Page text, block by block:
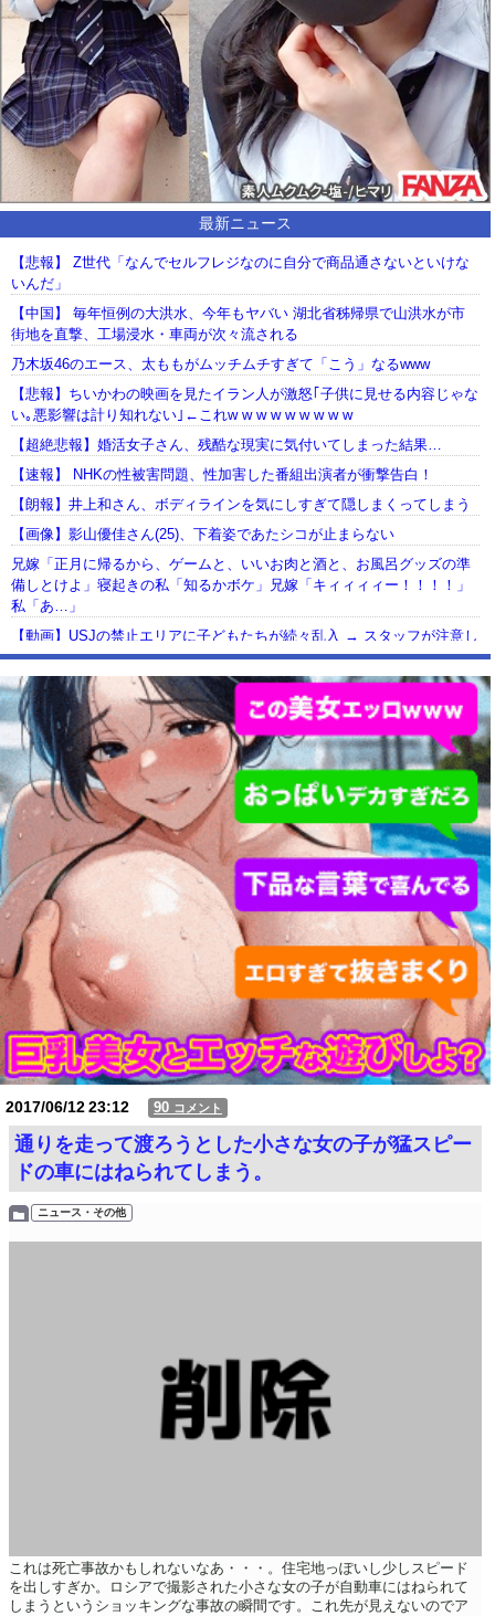
最新ニュース
【悲報】 Z世代「なんでセルフレジなのに自分で商品通さないといけな
いんだ」
【中国】 毎年恒例の大洪水、今年もヤバい 湖北省秭帰県で山洪水が市
街地を直撃、工場浸水・車両が次々流される
乃木坂46のエース、太ももがムッチムチすぎて「こう」なるwww
【悲報】ちいかわの映画を見たイラン人が激怒｢子供に見せる内容じゃな
い｡悪影響は計り知れない｣←これw w w w w w w w w
【超絶悲報】婚活女子さん、残酷な現実に気付いてしまった結果…
【速報】 NHKの性被害問題、性加害した番組出演者が衝撃告白！
【朗報】井上和さん、ボディラインを気にしすぎて隠しまくってしまう
【画像】影山優佳さん(25)、下着姿であたシコが止まらない
兄嫁「正月に帰るから、ゲームと、いいお肉と酒と、お風呂グッズの準
備しとけよ」寝起きの私「知るかボケ」兄嫁「キィィィィー！！！！」
私「あ…」
【動画】USJの禁止エリアに子どもたちが続々乱入 → スタッフが注意し
ても止まらない事態に
Powered by livedoor 相互RSS
2017/06/1223:12 90 コメント
通りを走って渡ろうとした小さな女の子が猛スピー
ドの車にはねられてしまう。
ニュース・その他
これは死亡事故かもしれないなあ・・・。住宅地っぽいし少しスピード
を出しすぎか。ロシアで撮影された小さな女の子が自動車にはねられて
しまうというショッキングな事故の瞬間です。これ先が見えないのでア